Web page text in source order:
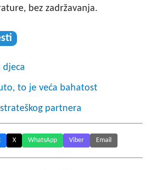
bez zadržavanja.
djeca
to je veća bahatost
partnera
X WhatsApp Viber Email